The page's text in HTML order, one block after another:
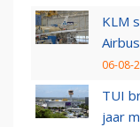
KLM
06-08-
TUI
jaar